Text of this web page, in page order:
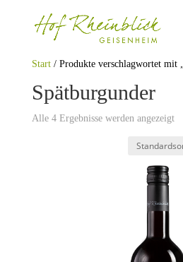
Start/ Produkte verschlagwortet mit
Spätburgunder
Alle 4 Ergebnisse werden angezeigt